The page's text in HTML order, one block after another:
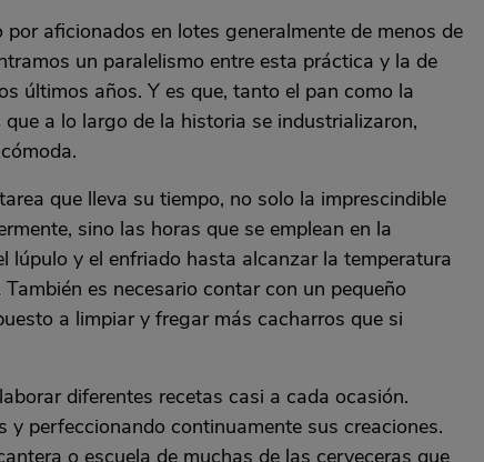
por aficionados en lotes generalmente de menos de
un paralelismo entre esta práctica y la de
últimos años. Y es que, tanto el pan como la
a lo largo de la historia se industrializaron,
que lleva su tiempo, no solo la imprescindible
sino las horas que se emplean en la
lúpulo y el enfriado hasta alcanzar la temperatura
es necesario contar con un pequeño
a limpiar y fregar más cacharros que si
diferentes recetas casi a cada ocasión.
perfeccionando continuamente sus creaciones.
o escuela de muchas de las cerveceras que